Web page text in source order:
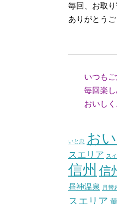
毎回、お取
ありがとう
いつも
毎回楽しみ
おいしくお
（
いと忠 お
スエリア ス
信州 信
昼神温泉 月替
スエリア